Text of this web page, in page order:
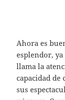
Ahora es
esplendor,
llama la
capacidad
sus